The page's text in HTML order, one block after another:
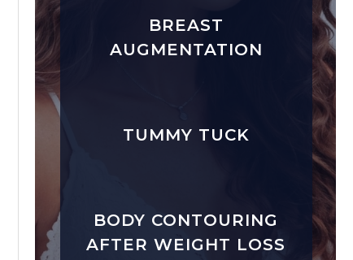
BREAST
AUGMENTATION
TUMMY TUCK
BODY CONTOURING
AFTER WEIGHT LOSS